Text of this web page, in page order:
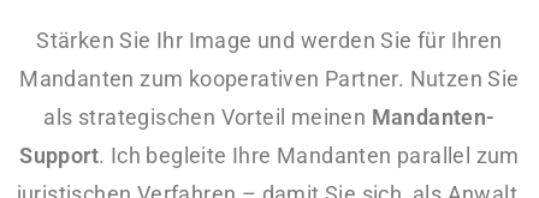
Stärken Sie Ihr Image und werden Sie für Ihren
Mandanten zum kooperativen Partner. Nutzen Sie
als strategischen Vorteil meinen Mandanten-
Support. Ich begleite Ihre Mandanten parallel zum